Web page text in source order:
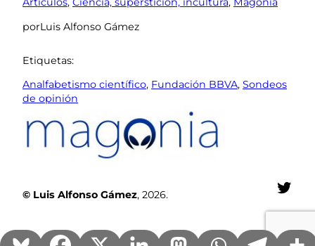
porLuis Alfonso Gámez
Etiquetas:
Analfabetismo científico, Fundación BBVA, Sondeos
de opinión
© Luis Alfonso Gámez, 2026.